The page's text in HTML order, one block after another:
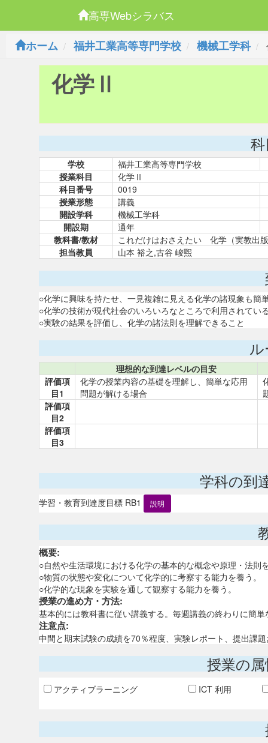
高専Webシラバス
ホーム
福井工業高等専門学校 機械工学科
化学Ⅱ
学校
福井工業高等専門学校
授業科目
化学Ⅱ
科目番号
0019
授業形態
講義
開設学科
機械工学科
開設期
通年
教科書/教材
これだけはおさえたい 化学（実教
担当教員
山本 裕之,古谷 峻煕
○化学に興味を持たせ、一見複雑に見える化学の諸現象も
○化学の技術が現代社会のいろいろなところで利用されてい
○実験の結果を評価し、化学の諸法則を理解できること
理想的な到達レベルの目安
評価項
目1
化学の授業内容の基礎を理解し、簡単な応用
問題が解ける場合
評価項
目2
評価項
目3
学科の到
学習・教育到達度目標 RB1 説明
概要:
○自然や生活環境における化学の基本的な概念や原理・法則
○物質の状態や変化について化学的に考察する能力を養う。
○化学的な現象を実験を通して観察する能力を養う。
授業の進め方・方法:
基本的には教科書に従い講義する。毎週講義の終わりに簡
注意点:
中間と期末試験の成績を70％程度、実験レポート、提出課
授業の
アクティブラーニング ICT 利用